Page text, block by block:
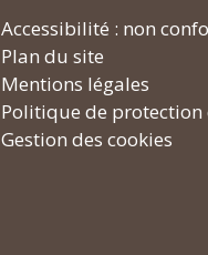
Accessibilité : non
Plan du site
Mentions légales
Politique de protection
Gestion des cookies